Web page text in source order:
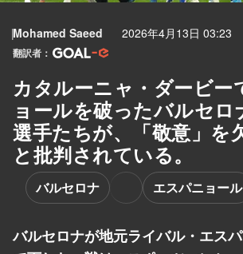
Mohamed Saeed 2026年4月13日 03:23
翻訳者：
カタルーニャ・ダービー
ョールを破ったバルセロ
選手たちが、「敬意」を
と批判されている。
バルセロナ エスパニョール
バルセロナが地元ライバル・エス